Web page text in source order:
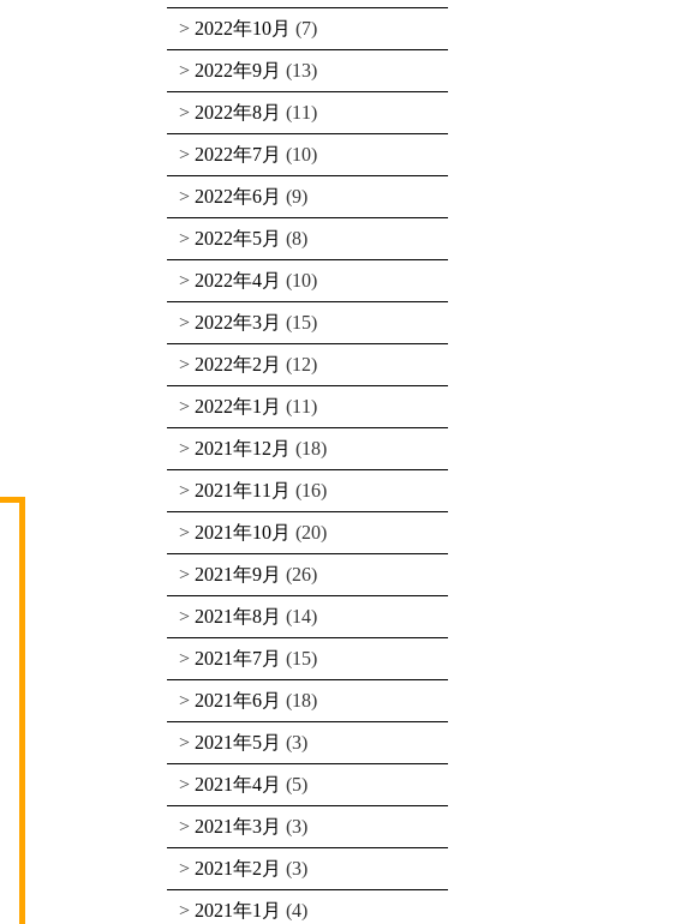
2022年10月 (7)
2022年9月 (13)
2022年8月 (11)
2022年7月 (10)
2022年6月 (9)
2022年5月 (8)
2022年4月 (10)
2022年3月 (15)
2022年2月 (12)
2022年1月 (11)
2021年12月 (18)
2021年11月 (16)
2021年10月 (20)
2021年9月 (26)
2021年8月 (14)
2021年7月 (15)
2021年6月 (18)
2021年5月 (3)
2021年4月 (5)
2021年3月 (3)
2021年2月 (3)
2021年1月 (4)